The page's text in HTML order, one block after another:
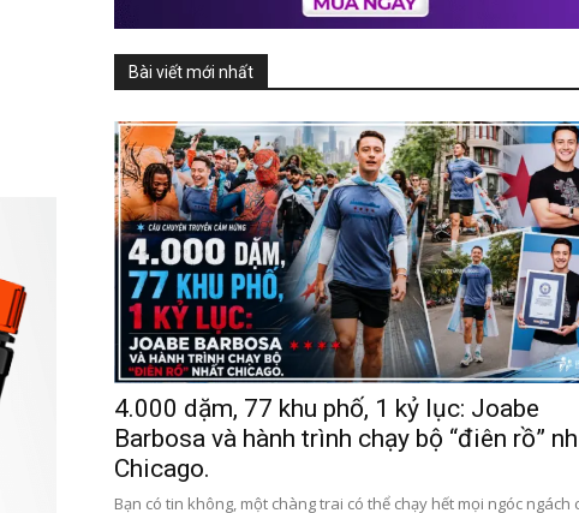
Bài viết mới nhất
4.000 dặm, 77 khu phố, 1 kỷ lục: Joabe
Barbosa và hành trình chạy bộ “điên rồ”
Chicago.
Bạn có tin không, một chàng trai có thể chạy hết mọi ngóc ngách